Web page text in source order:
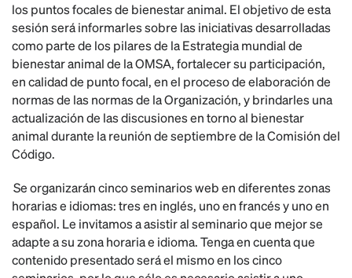
los puntos focales de bienestar animal. El objetivo de esta
sesión será informarles sobre las iniciativas desarrolladas
como parte de los pilares de la Estrategia mundial de
bienestar animal de la OMSA, fortalecer su participación,
en calidad de punto focal, en el proceso de elaboración de
normas de las normas de la Organización, y brindarles una
actualización de las discusiones en torno al bienestar
animal durante la reunión de septiembre de la Comisión del
Código.
Se organizarán cinco seminarios web en diferentes zonas
horarias e idiomas: tres en inglés, uno en francés y uno en
español. Le invitamos a asistir al seminario que mejor se
adapte a su zona horaria e idioma. Tenga en cuenta que
contenido presentado será el mismo en los cinco